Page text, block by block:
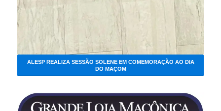
ALESP REALIZA SESSÃO SOLENE EM COMEMORAÇÃO AO DIA
DO MAÇOM